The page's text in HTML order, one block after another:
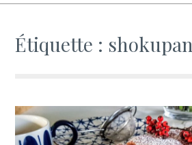
Étiquette : shokupan